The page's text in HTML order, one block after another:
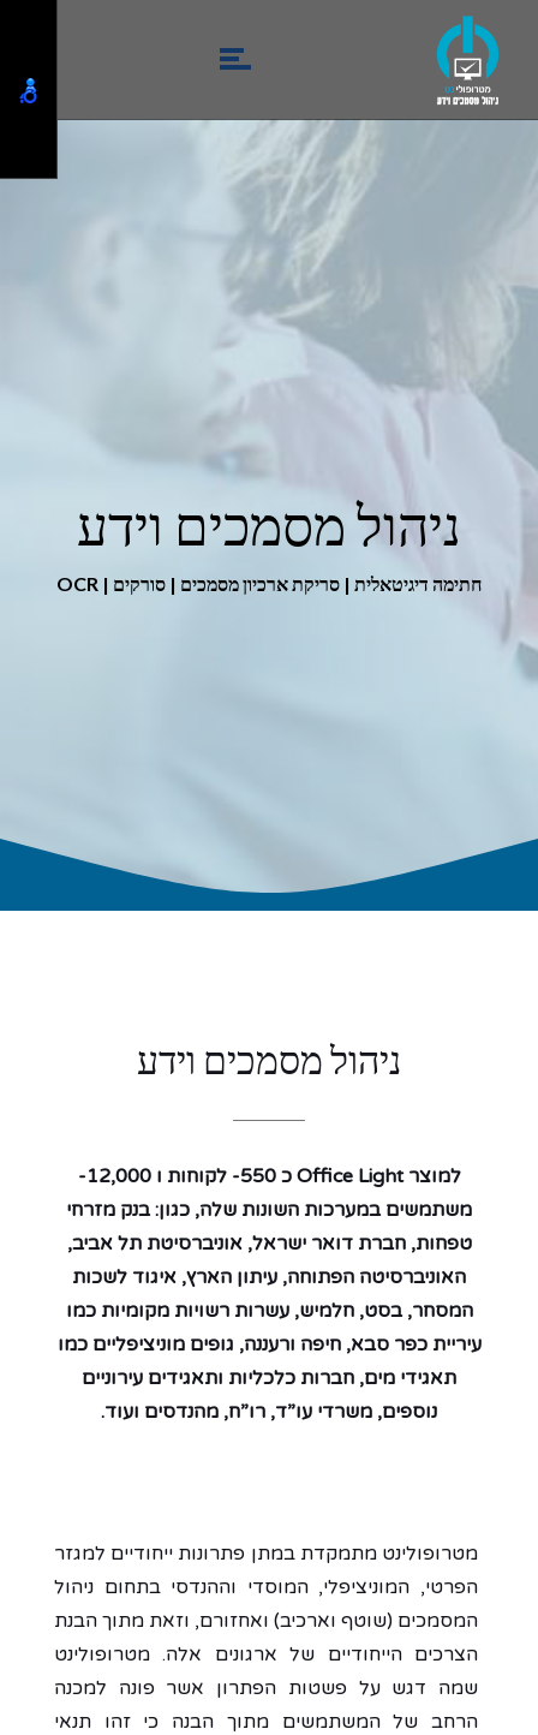
ניהול מסמכים וידע
חתימה דיגיטאלית | סריקת ארכיון מסמכים | סורקים | OCR
ניהול מסמכים וידע
למוצר Office Light כ 550- לקוחות ו 12,000-
משתמשים במערכות השונות שלה, כגון: בנק מזרחי
טפחות, חברת דואר ישראל, אוניברסיטת תל אביב,
האוניברסיטה הפתוחה, עיתון הארץ, איגוד לשכות
המסחר, בסט, חלמיש, עשרות רשויות מקומיות כמו
עיריית כפר סבא, חיפה ורעננה, גופים מוניציפליים כמו
תאגידי מים, חברות כלכליות ותאגידים עירוניים
נוספים, משרדי עו”ד, רו”ח, מהנדסים ועוד.
מטרופולינט מתמקדת במתן פתרונות ייחודיים למגזר
הפרטי, המוניציפלי, המוסדי וההנדסי בתחום ניהול
המסמכים (שוטף וארכיב) ואחזורם, וזאת מתוך הבנת
הצרכים הייחודיים של ארגונים אלה. מטרופולינט
שמה דגש על פשטות הפתרון אשר פונה למכנה
הרחב של המשתמשים מתוך הבנה כי זהו תנאי